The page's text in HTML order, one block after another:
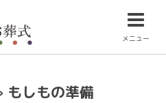
メニュー
もしもの準備